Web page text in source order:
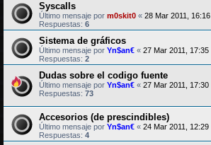
Syscalls
Último mensaje por m0skit0 « 28 Mar 2011, 16:16
Respuestas: 6
Sistema de gráficos
Último mensaje por Yn$an€ « 27 Mar 2011, 17:35
Respuestas: 2
Dudas sobre el codigo fuente
Último mensaje por Yn$an€ « 27 Mar 2011, 17:30
Respuestas: 73
Accesorios (de prescindibles)
Último mensaje por Yn$an€ « 24 Mar 2011, 12:29
Respuestas: 4